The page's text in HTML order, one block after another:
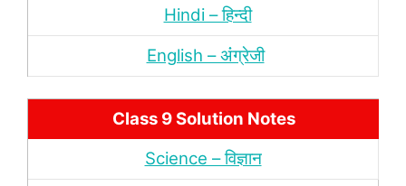
Hindi – हिन्‍दी
English – अंंग्रेजी
Class 9 Solution Notes
Science – विज्ञान